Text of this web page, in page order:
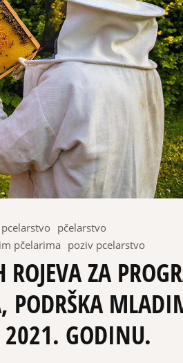
pcelarstvo pčelarstvo
pčelarima poziv pcelarstvo
ZA
PODRŠKA
2021. GODINU.